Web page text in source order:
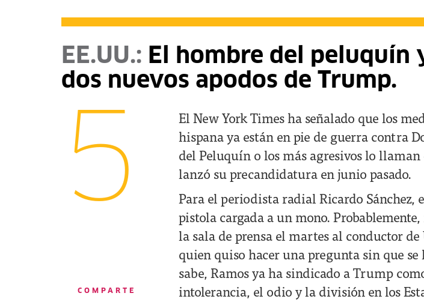
EE.UU.: El hombre del peluquín
dos nuevos apodos de Trump.
5
El New York Times ha señalado que los
hispana ya están en pie de guerra contra
del Peluquín o los más agresivos lo
lanzó su precandidatura en junio pasado.
Para el periodista radial Ricardo
pistola cargada a un mono.
la sala de prensa el martes al conductor
quien quiso hacer una pregunta sin que se
sabe, Ramos ya ha sindicado a Trump
intolerancia, el odio y la división en los
COMPARTE